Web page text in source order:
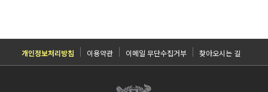
개인정보처리방침 이용약관 이메일 무단수집거부 찾아오시는 길